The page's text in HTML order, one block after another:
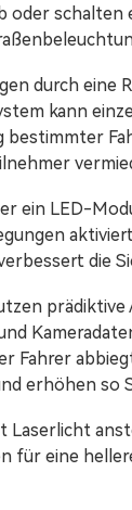
schalten
durch eine
kann
bestimmter
ein LED-
die
prädiktive
Fahrer
erhöhen so
für eine